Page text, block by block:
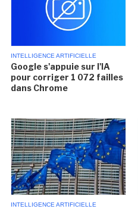
INTELLIGENCE ARTIFICIELLE
Google s'appuie sur l'IA
pour corriger 1 072 failles
dans Chrome
INTELLIGENCE ARTIFICIELLE